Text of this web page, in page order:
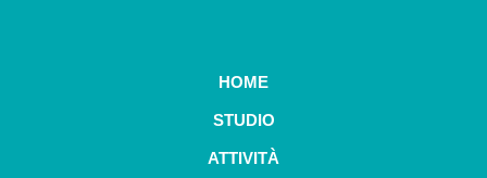
HOME
STUDIO
ATTIVITÀ